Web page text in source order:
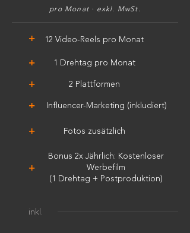
pro Monat · exkl. MwSt.
+ 12 Video-Reels pro Monat
+ 1 Drehtag pro Monat
+ 2 Plattformen
+ Influencer-Marketing (inkludiert)
+ Fotos zusätzlich
+
Bonus 2x Jährlich: Kostenloser
Werbefilm
(1 Drehtag + Postproduktion)
inkl.